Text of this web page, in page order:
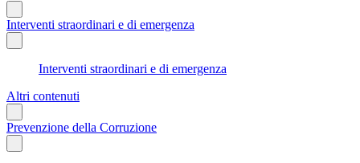
Interventi straordinari e di emergenza
Interventi straordinari e di emergenza
Altri contenuti
Prevenzione della Corruzione